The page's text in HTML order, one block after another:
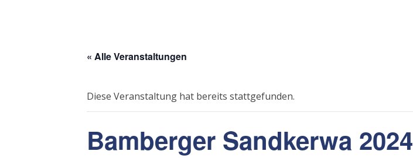
« Alle Veranstaltungen
Diese Veranstaltung hat bereits stattgefunden.
Bamberger Sandkerwa 2024